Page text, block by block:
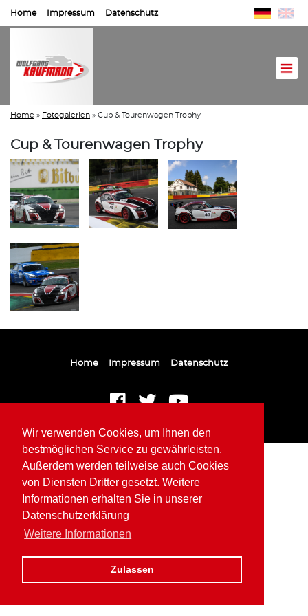
Wir verwenden Cookies, um Ihnen den
bestmöglichen Service zu gewährleisten.
Außerdem werden teilweise auch Cookies
von Diensten Dritter gesetzt. Weitere
Informationen erhalten Sie in unserer
Datenschutzerklärung
Weitere Informationen
Zulassen
Home Impressum Datenschutz
Home » Fotogalerien » Cup & Tourenwagen Trophy
Cup & Tourenwagen Trophy
Home Impressum Datenschutz